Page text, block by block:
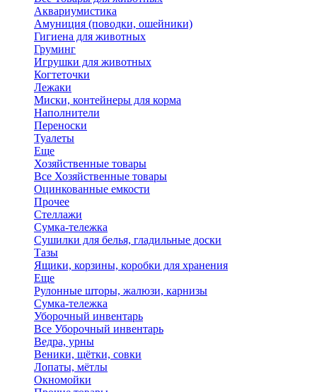
Аквариумистика
Амуниция (поводки, ошейники)
Гигиена для животных
Груминг
Игрушки для животных
Когтеточки
Лежаки
Миски, контейнеры для корма
Наполнители
Переноски
Туалеты
Еще
Хозяйственные товары
Все Хозяйственные товары
Оцинкованные емкости
Прочее
Стеллажи
Сумка-тележка
Сушилки для белья, гладильные доски
Тазы
Ящики, корзины, коробки для хранения
Еще
Рулонные шторы, жалюзи, карнизы
Сумка-тележка
Уборочный инвентарь
Все Уборочный инвентарь
Ведра, урны
Веники, щётки, совки
Лопаты, мётлы
Окномойки